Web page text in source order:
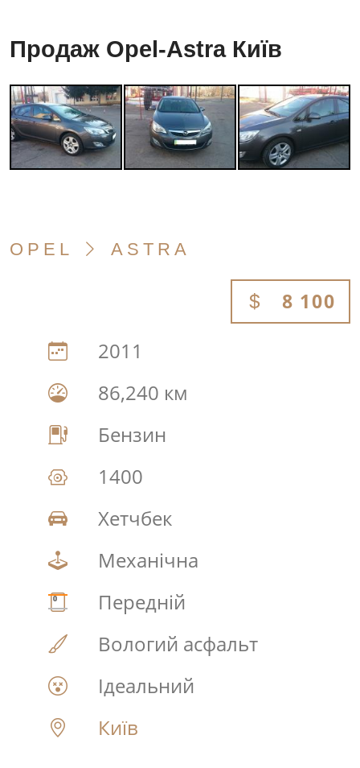
Продаж Opel-Astra Київ
OPEL ASTRA
8 100
2011
86,240 км
Бензин
1400
Хетчбек
Механічна
Передній
Вологий асфальт
Ідеальний
Київ